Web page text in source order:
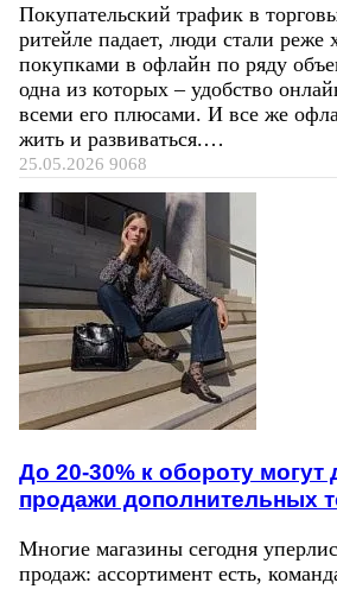
Покупательский трафик в
ритейле падает, люди стали реже
покупками в офлайн по ряду
одна из которых – удобство
всеми его плюсами. И все же
жить и развиваться.…
25.05.2026 9068
До 20-30% к обороту могут
продажи дополнительных
Многие магазины сегодня
продаж: ассортимент есть,